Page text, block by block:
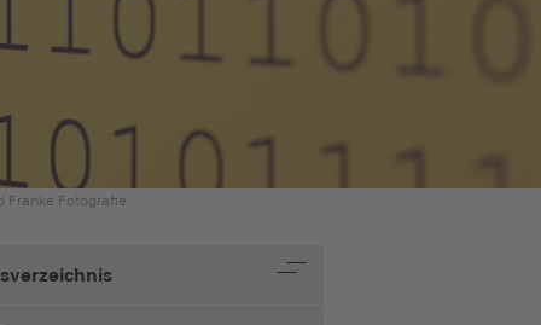
Franke Fotografie